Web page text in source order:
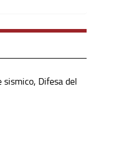
Difesa del